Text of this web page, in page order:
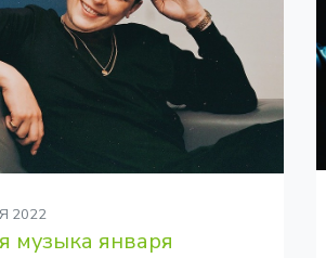
2022
музыка января